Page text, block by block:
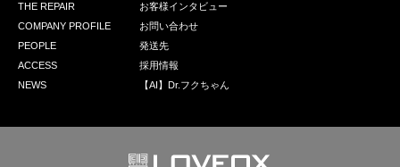
THE REPAIR
COMPANY PROFILE
PEOPLE
ACCESS
NEWS
お客様インタビュー
お問い合わせ
発送先
採用情報
【AI】Dr.フクちゃん